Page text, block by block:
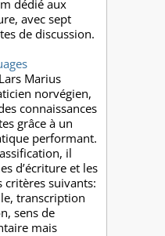
dédié aux
avec sept
de discussion.
Marius
norvégien,
connaissances
grâce à un
performant.
il
d’écriture et les
critères suivants:
transcription
sens de
mais